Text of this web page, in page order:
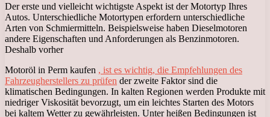
Der erste und vielleicht wichtigste Aspekt ist der Motortyp Ihres
Autos. Unterschiedliche Motortypen erfordern unterschiedliche
Arten von Schmiermitteln. Beispielsweise haben Dieselmotoren
andere Eigenschaften und Anforderungen als Benzinmotoren.
Deshalb vorher
Motoröl in Perm kaufen , ist es wichtig, die Empfehlungen des
Fahrzeugherstellers zu prüfen der zweite Faktor sind die
klimatischen Bedingungen. In kalten Regionen werden Produkte mit
niedriger Viskosität bevorzugt, um ein leichtes Starten des Motors
bei kaltem Wetter zu gewährleisten. Unter heißen Bedingungen ist